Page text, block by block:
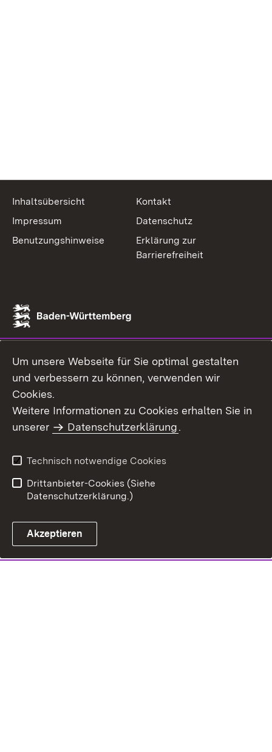
Inhaltsübersicht
Kontakt
Impressum
Datenschutz
Benutzungshinweise
Erklärung zur
Barrierefreiheit
Um unsere Webseite für Sie optimal gestalten
und verbessern zu können, verwenden wir
Cookies.
Weitere Informationen zu Cookies erhalten Sie in
unserer
Datenschutzerklärung.
Technisch notwendige Cookies
Drittanbieter-Cookies (Siehe
Datenschutzerklärung.)
Akzeptieren